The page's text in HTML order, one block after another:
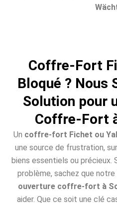
Coffre-Fort
Bloqué ? Nous
Solution pour
Coffre-Fort
Un coffre-fort Fichet ou
une source de frustration,
biens essentiels ou
problème, sachez que
ouverture coffre-fort à
aider. Que ce soit une clé